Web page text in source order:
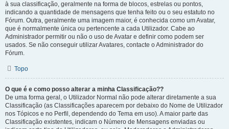
à sua classificação, geralmente na forma de blocos, estrelas ou pontos,
indicando a quantidade de mensagens que tenha feito ou o seu estatuto no
Fórum. Outra, geralmente uma imagem maior, é conhecida como um Avatar,
que é normalmente única ou pertencente a cada Utilizador. Cabe ao
Administrador permitir ou não o uso de Avatar e definir como podem ser
usados. Se não conseguir utilizar Avatares, contacte o Administrador do
Fórum.
Topo
O que é e como posso alterar a minha Classificação??
De uma forma geral, o Utilizador Normal não pode alterar diretamente a sua
Classificação (as Classificações aparecem por debaixo do Nome de Utilizador
nos Tópicos e no Perfil, dependendo do Tema em uso). A maior parte das
Classificação existentes, indicam o Número de Mensagens enviadas ou